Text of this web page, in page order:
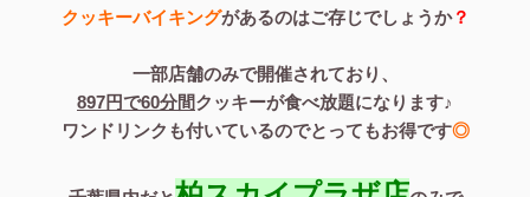
クッキーバイキングがあるのはご存じでしょうか？
一部店舗のみで開催されており、
897円で60分間クッキーが食べ放題になります♪
ワンドリンクも付いているのでとってもお得です◎